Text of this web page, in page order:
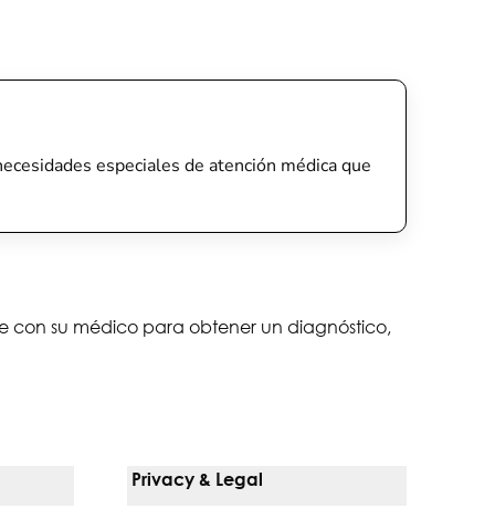
especiales de atención médica que
con su médico para obtener un diagnóstico,
Privacy & Legal